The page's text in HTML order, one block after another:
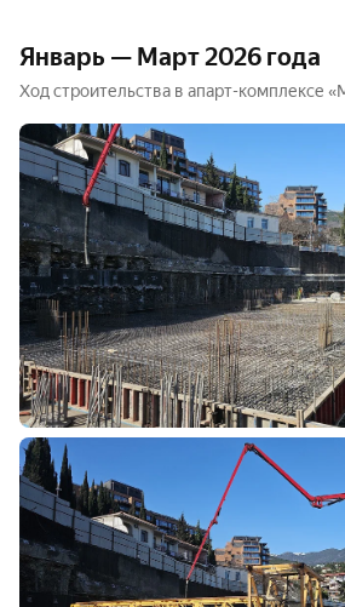
Январь — Март 2026 года
Ход строительства в апарт-комплексе